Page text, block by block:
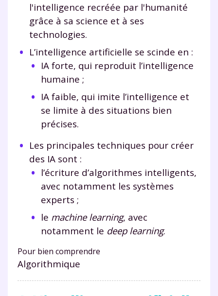
l'intelligence recréée par l'humanité
grâce à sa science et à ses
technologies.
L’intelligence artificielle se scinde en :
IA forte, qui reproduit l’intelligence
humaine ;
IA faible, qui imite l’intelligence et
se limite à des situations bien
précises.
Les principales techniques pour créer
des IA sont :
l’écriture d’algorithmes intelligents,
avec notamment les systèmes
experts ;
le machine learning, avec
notamment le deep learning.
Pour bien comprendre
Algorithmique